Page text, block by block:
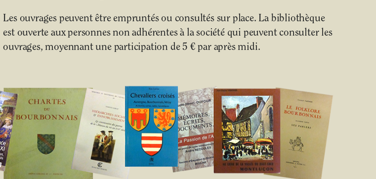
Les ouvrages peuvent être empruntés ou consultés sur place. La bibliothèque
est ouverte aux personnes non adhérentes à la société qui peuvent consulter les
ouvrages, moyennant une participation de 5 € par après midi.